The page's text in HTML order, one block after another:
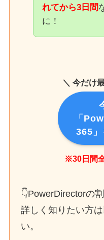
れてから3日間
に！
＼ 今だけ
「
365
※30日間
👇PowerDirectorの
詳しく知りたい方
い。